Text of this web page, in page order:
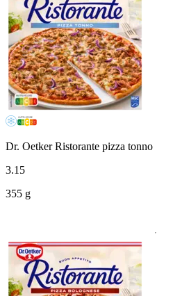
Dr. Oetker Ristorante pizza tonno
3.15
355 g